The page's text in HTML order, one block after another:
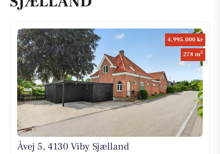
4.995.000 kr
278 m2
Åvej 5, 4130 Viby Sjælland